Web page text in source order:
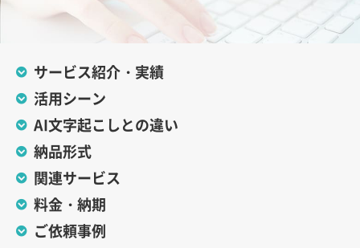
サービス紹介・実績
活用シーン
AI文字起こしとの違い
納品形式
関連サービス
料金・納期
ご依頼事例